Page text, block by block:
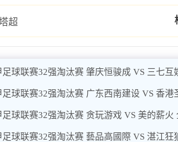
超
球联赛32强淘汰赛 肇庆恒骏成 VS 三七互
球联赛32强淘汰赛 广东西南建设 VS 香港
球联赛32强淘汰赛 贪玩游戏 VS 美的薪火
球联赛32强淘汰赛 藝品高國際 VS 湛江狂